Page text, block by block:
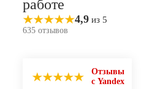
работе
4,9 из 5
635 отзывов
Отзывы
с Yandex